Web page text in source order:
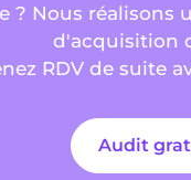
? Nous
d'acquisition
RDV de suite
Audit